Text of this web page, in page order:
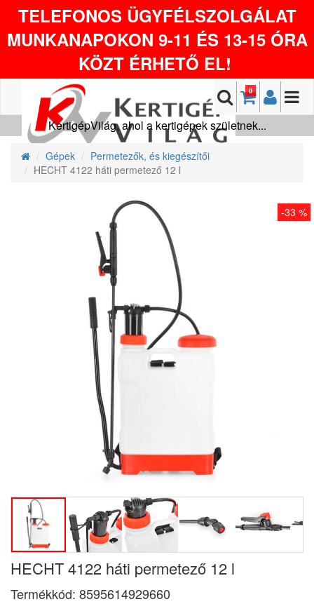
TELEFONOS ÜGYFÉLSZOLGÁLAT
MUNKANAPOKON 9-11 ÉS 13-15 ÓRA
KÖZT ÉRHETŐ EL!
0
KertigépVilág, ahol a kertigépek születnek...
Gépek
Permetezők, és kiegészítői
HECHT 4122 háti permetező 12 l
-33 %
HECHT 4122 háti permetező 12 l
Termékkód: 8595614929660